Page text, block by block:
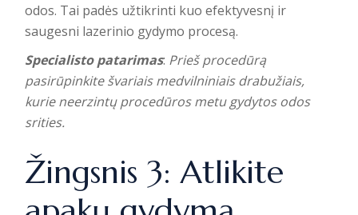
odos. Tai padės užtikrinti kuo efektyvesnį ir
saugesni lazerinio gydymo procesą.
Specialisto patarimas: Prieš procedūrą
pasirūpinkite švariais medvilniniais drabužiais,
kurie neerzintų procedūros metu gydytos odos
srities.
Žingsnis 3: Atlikite